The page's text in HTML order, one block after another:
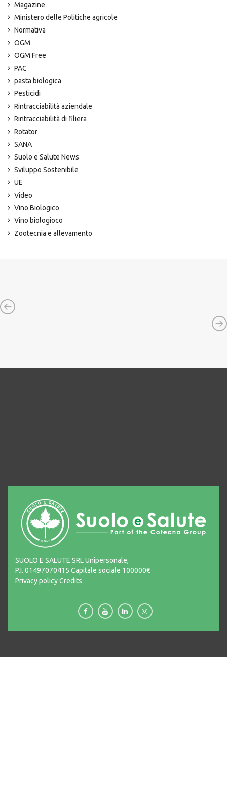
Magazine
Ministero delle Politiche agricole
Normativa
OGM
OGM Free
PAC
pasta biologica
Pesticidi
Rintracciabilità aziendale
Rintracciabilità di filiera
Rotator
SANA
Suolo e Salute News
Sviluppo Sostenibile
UE
Video
Vino Biologico
Vino biologioco
Zootecnia e allevamento
SUOLO E SALUTE SRL Unipersonale,
P.I. 01497070415 Capitale sociale 100000€
Privacy policyCredits